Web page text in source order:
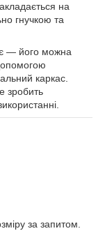
на
гнучкою та
— його можна
каркас.
зробить
за запитом.